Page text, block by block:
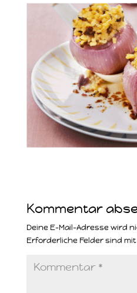
Kommentar
Deine E-Mail-Adresse wird
Erforderliche Felder sind mit